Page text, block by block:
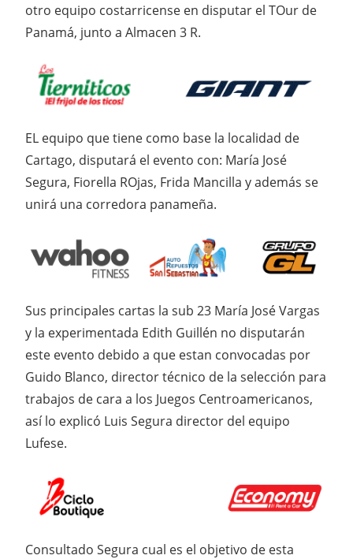
otro equipo costarricense en disputar el TOur de
Panamá, junto a Almacen 3 R.
EL equipo que tiene como base la localidad de
Cartago, disputará el evento con: María José
Segura, Fiorella ROjas, Frida Mancilla y además se
unirá una corredora panameña.
Sus principales cartas la sub 23 María José Vargas
y la experimentada Edith Guillén no disputarán
este evento debido a que estan convocadas por
Guido Blanco, director técnico de la selección para
trabajos de cara a los Juegos Centroamericanos,
así lo explicó Luis Segura director del equipo
Lufese.
Consultado Segura cual es el objetivo de esta